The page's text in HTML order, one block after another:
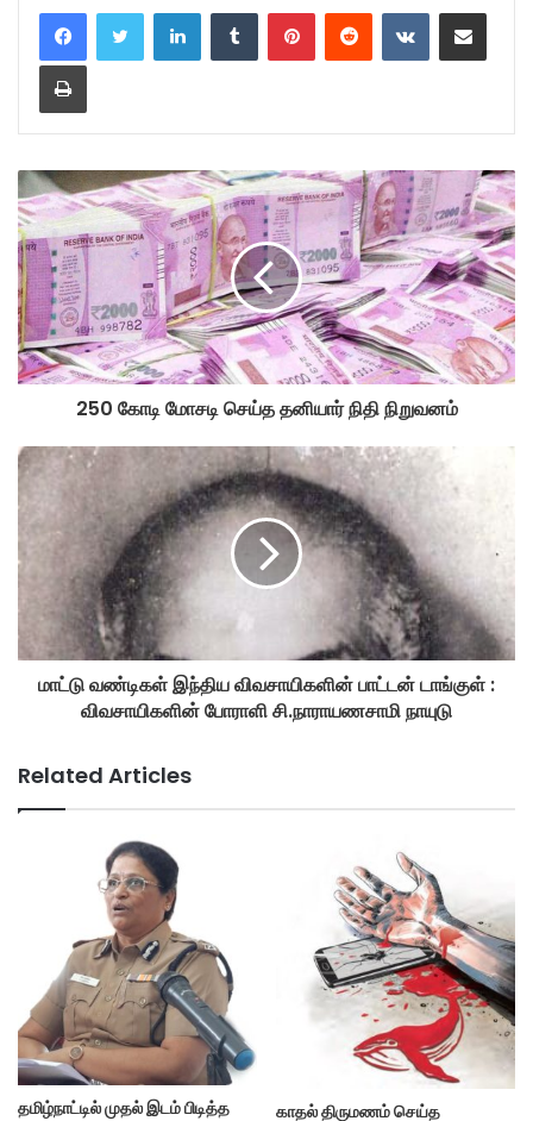
LinkedInTumblr PinterestReddit VKontakteShare via Email
Print
250 கோடி மோசடி செய்த தனியார் நிதி நிறுவனம்
மாட்டு வண்டிகள் இந்திய விவசாயிகளின் பாட்டன் டாங்குள் :
விவசாயிகளின் போராளி சி.நாராயணசாமி நாயுடு
Related Articles
தமிழ்நாட்டில் முதல் இடம் பிடித்த
காதல் திருமணம் செய்த